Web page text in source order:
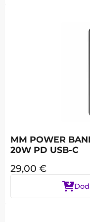
MM POWER
20W PD USB-C
29,00 €